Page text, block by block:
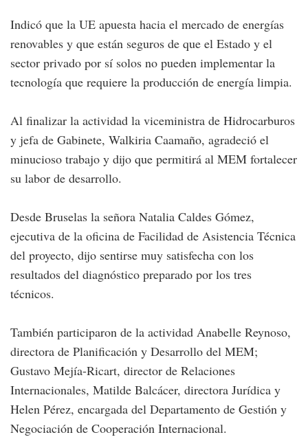
Indicó que la UE apuesta hacia el mercado de energías
renovables y que están seguros de que el Estado y el
sector privado por sí solos no pueden implementar la
tecnología que requiere la producción de energía limpia.
Al finalizar la actividad la viceministra de Hidrocarburos
y jefa de Gabinete, Walkiria Caamaño, agradeció el
minucioso trabajo y dijo que permitirá al MEM fortalecer
su labor de desarrollo.
Desde Bruselas la señora Natalia Caldes Gómez,
ejecutiva de la oficina de Facilidad de Asistencia Técnica
del proyecto, dijo sentirse muy satisfecha con los
resultados del diagnóstico preparado por los tres
técnicos.
También participaron de la actividad Anabelle Reynoso,
directora de Planificación y Desarrollo del MEM;
Gustavo Mejía-Ricart, director de Relaciones
Internacionales, Matilde Balcácer, directora Jurídica y
Helen Pérez, encargada del Departamento de Gestión y
Negociación de Cooperación Internacional.